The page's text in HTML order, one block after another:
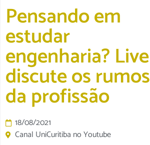
Pensando em
estudar
engenharia? Live
discute os rumos
da profissão
18/08/2021
Canal UniCuritiba no Youtube